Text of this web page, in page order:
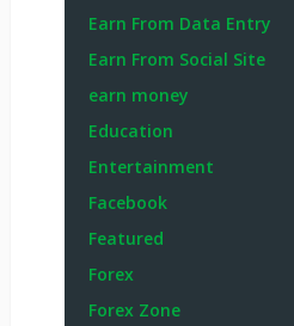
Earn From Data Entry
Earn From Social Site
earn money
Education
Entertainment
Facebook
Featured
Forex
Forex Zone